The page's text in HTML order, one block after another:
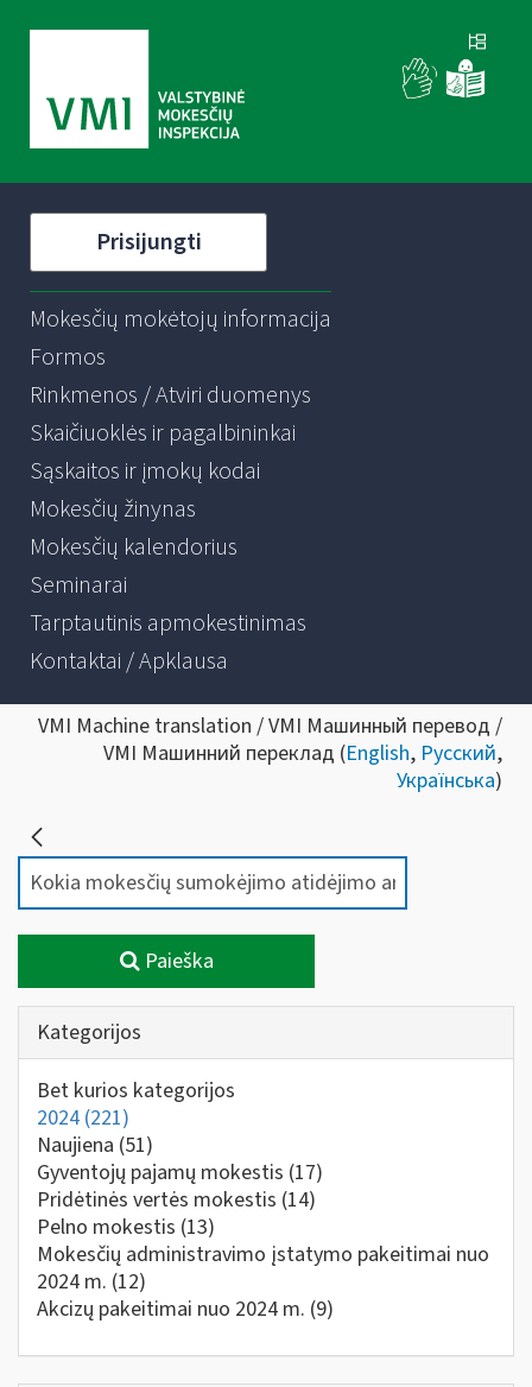
Prisijungti
Mokesčių mokėtojų informacija
Formos
Rinkmenos / Atviri duomenys
Skaičiuoklės ir pagalbininkai
Sąskaitos ir įmokų kodai
Mokesčių žinynas
Mokesčių kalendorius
Seminarai
Tarptautinis apmokestinimas
Kontaktai / Apklausa
VMI Machine translation / VMI Машинный перевод /
VMI Машинний переклад (English, Русский,
Українська)
Paieška
Kategorijos
Bet kurios kategorijos
2024 (221)
Naujiena (51)
Gyventojų pajamų mokestis (17)
Pridėtinės vertės mokestis (14)
Pelno mokestis (13)
Mokesčių administravimo įstatymo pakeitimai nuo
2024 m. (12)
Akcizų pakeitimai nuo 2024 m. (9)